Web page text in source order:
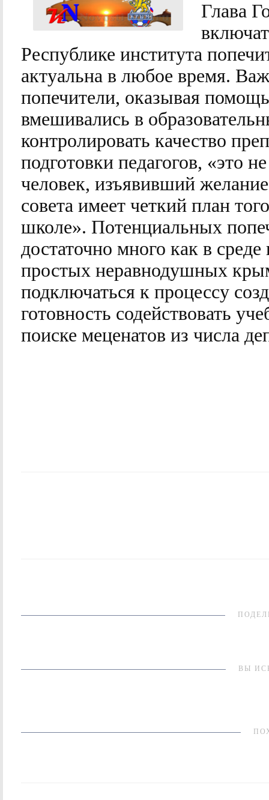
Глава
Республике института
актуальна в любое время.
попечители, оказывая
вмешивались в
контролировать качество
подготовки педагогов, «это
человек, изъявивший
совета имеет четкий план
школе». Потенциальных
достаточно много как в
простых неравнодушных
подключаться к процессу
готовность содействовать
поиске меценатов из числа
ВЫ